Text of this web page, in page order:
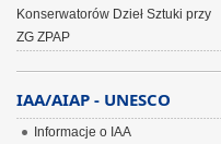
Konserwatorów Dzieł Sztuki przy
ZG ZPAP
IAA/AIAP - UNESCO
Informacje o IAA